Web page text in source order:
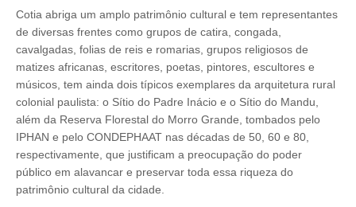
Cotia abriga um amplo patrimônio cultural e tem representantes
de diversas frentes como grupos de catira, congada,
cavalgadas, folias de reis e romarias, grupos religiosos de
matizes africanas, escritores, poetas, pintores, escultores e
músicos, tem ainda dois típicos exemplares da arquitetura rural
colonial paulista: o Sítio do Padre Inácio e o Sítio do Mandu,
além da Reserva Florestal do Morro Grande, tombados pelo
IPHAN e pelo CONDEPHAAT nas décadas de 50, 60 e 80,
respectivamente, que justificam a preocupação do poder
público em alavancar e preservar toda essa riqueza do
patrimônio cultural da cidade.